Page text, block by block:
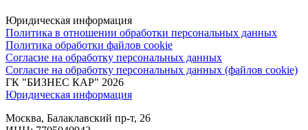
Юридическая информация
Политика в отношении обработки персональных данных
Политика обработки файлов cookie
Согласие на обработку персональных данных
Согласие на обработку персональных данных (файлов cookie)
ГК "БИЗНЕС КАР" 2026
Юридическая информация
Москва, Балаклавский пр-т, 26